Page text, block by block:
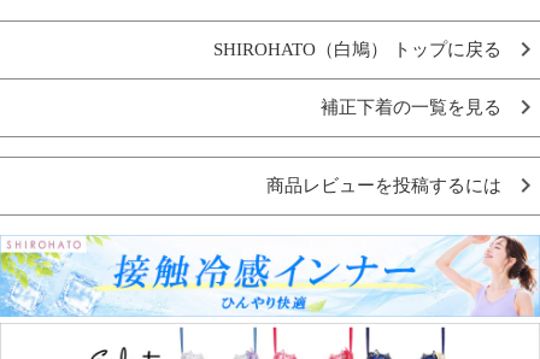
SHIROHATO（白鳩） トップに戻る
補正下着の一覧を見る
商品レビューを投稿するには